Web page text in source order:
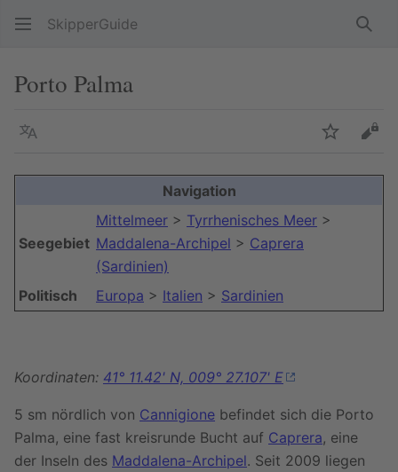
SkipperGuide
Porto Palma
Sprache
Navigation
Seegebiet
Mittelmeer > Tyrrhenisches Meer >
Maddalena-Archipel > Caprera
(Sardinien)
Politisch
Europa > Italien > Sardinien
Koordinaten: 41° 11.42' N, 009° 27.107' E
5 sm nördlich von Cannigione befindet sich die Porto
Palma, eine fast kreisrunde Bucht auf Caprera, eine
der Inseln des Maddalena-Archipel. Seit 2009 liegen